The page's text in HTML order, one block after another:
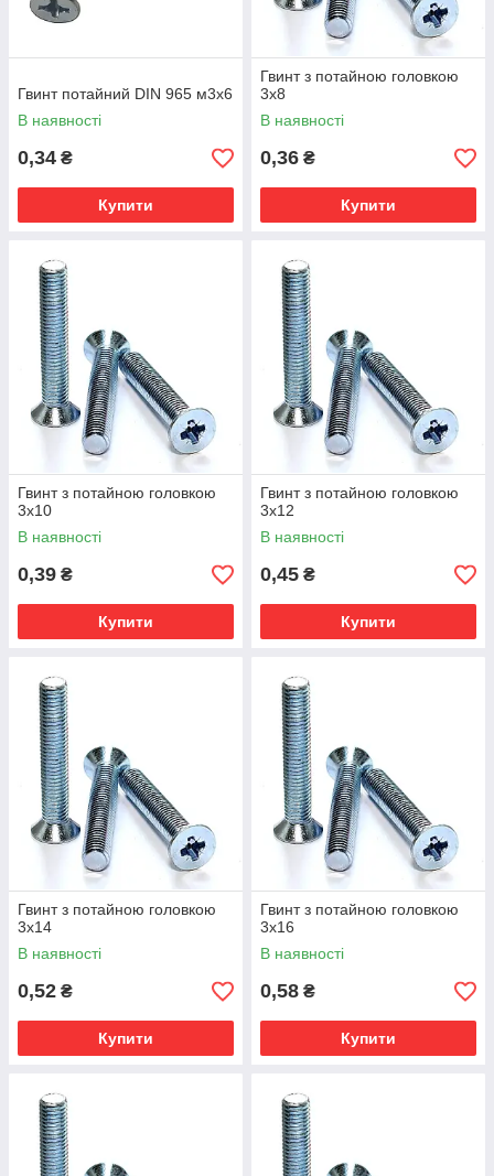
Гвинт потайний DIN 965 м3х6
В наявності
0,34 ₴
Купити
Гвинт з потайною головкою
3х8
В наявності
0,36 ₴
Купити
Гвинт з потайною головкою
3х10
В наявності
0,39 ₴
Купити
Гвинт з потайною головкою
3х12
В наявності
0,45 ₴
Купити
Гвинт з потайною головкою
3х14
В наявності
0,52 ₴
Купити
Гвинт з потайною головкою
3х16
В наявності
0,58 ₴
Купити